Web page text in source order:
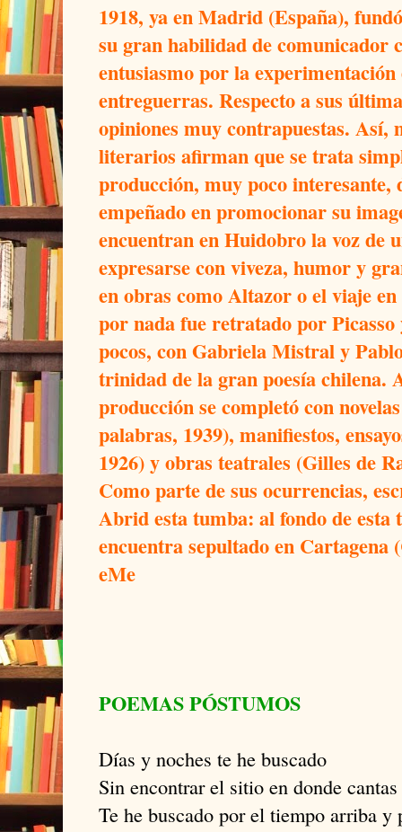
1918, ya en Madrid (España),
su gran habilidad de comunicador
entusiasmo por la
entreguerras. Respecto a sus
opiniones muy contrapuestas. Así,
literarios afirman que se trata
producción, muy poco interesante,
empeñado en promocionar su
encuentran en Huidobro la voz de
expresarse con viveza, humor y
en obras como Altazor o el viaje
por nada fue retratado por
pocos, con Gabriela Mistral y
trinidad de la gran poesía chilena.
producción se completó con
palabras, 1939), manifiestos,
1926) y obras teatrales (Gilles de
Como parte de sus ocurrencias,
Abrid esta tumba: al fondo de esta
encuentra sepultado en
eMe
POEMAS PÓSTUMOS
Días y noches te he buscado
Sin encontrar el sitio en donde cantas
Te he buscado por el tiempo arriba y